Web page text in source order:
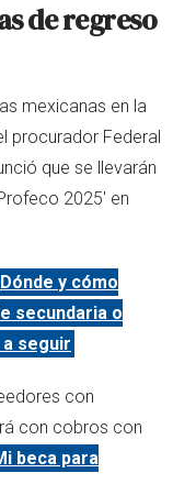
de regreso
mexicanas en la
procurador Federal
que se llevarán
2025' en
y cómo
secundaria o
seguir
con
con cobros con
beca para